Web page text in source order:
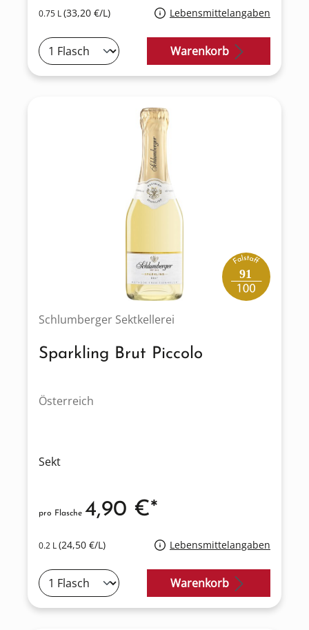
0.75 L(33,20 €/L) Lebensmittelangaben
Warenkorb
91
Schlumberger Sektkellerei
Sparkling Brut Piccolo
Österreich
Sekt
0.2 L(24,50 €/L) Lebensmittelangaben
pro Flasche 4,90 €*
Warenkorb